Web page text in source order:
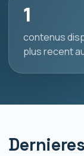
1
contenus
plus recent